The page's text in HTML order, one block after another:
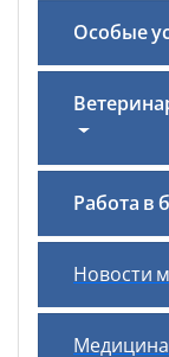
Особые
Работа в
Новости
Медицина